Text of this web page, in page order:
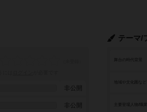
テーマ/
舞台の時代背景
地域や文化圏など
非公開
非公開